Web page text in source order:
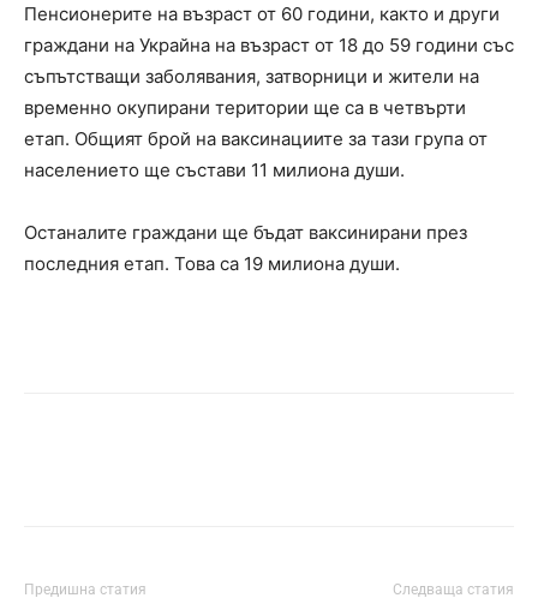
Пенсионерите на възраст от 60 години, както и други
граждани на Украйна на възраст от 18 до 59 години със
съпътстващи заболявания, затворници и жители на
временно окупирани територии ще са в четвърти
етап. Общият брой на ваксинациите за тази група от
населението ще състави 11 милиона души.
Останалите граждани ще бъдат ваксинирани през
последния етап. Това са 19 милиона души.
Предишна статия Следваща статия